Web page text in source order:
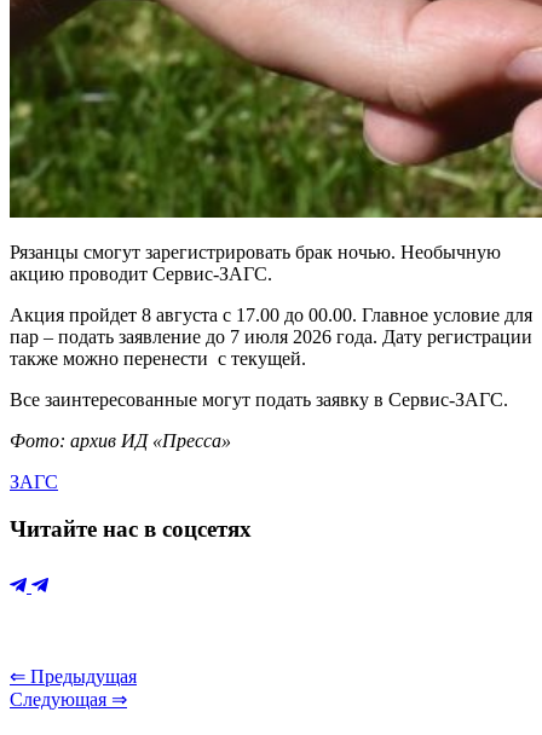
Рязанцы смогут зарегистрировать брак ночью. Необычную
акцию проводит Сервис-ЗАГС.
Акция пройдет 8 августа с 17.00 до 00.00. Главное условие для
пар – подать заявление до 7 июля 2026 года. Дату регистрации
также можно перенести с текущей.
Все заинтересованные могут подать заявку в Сервис-ЗАГС.
Фото: архив ИД «Пресса»
ЗАГС
Читайте нас в соцсетях
⇐ Предыдущая
Следующая ⇒